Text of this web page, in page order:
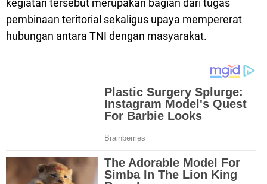
pembinaan teritorial sekaligus upaya mempererat
hubungan antara TNI dengan masyarakat.